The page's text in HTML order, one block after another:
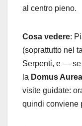
al centro pieno.
Cosa vedere:
(soprattutto nel
Serpenti, e —
la Domus Aurea
visite guidate:
quindi conviene